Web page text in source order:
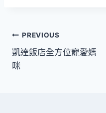
文
章
PREVIOUS
凱達飯店全方位寵愛媽
咪